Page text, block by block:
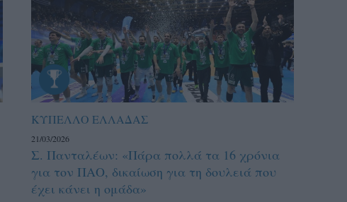
ΚΥΠΕΛΛΟ ΕΛΛΑΔΑΣ
21/03/2026
Σ. Πανταλέων: «Πάρα πολλά τα 16 χρόνια
για τον ΠΑΟ, δικαίωση για τη δουλειά που
έχει κάνει η ομάδα»